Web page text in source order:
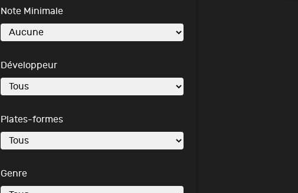
Note Minimale
Développeur
Plates-formes
Genre